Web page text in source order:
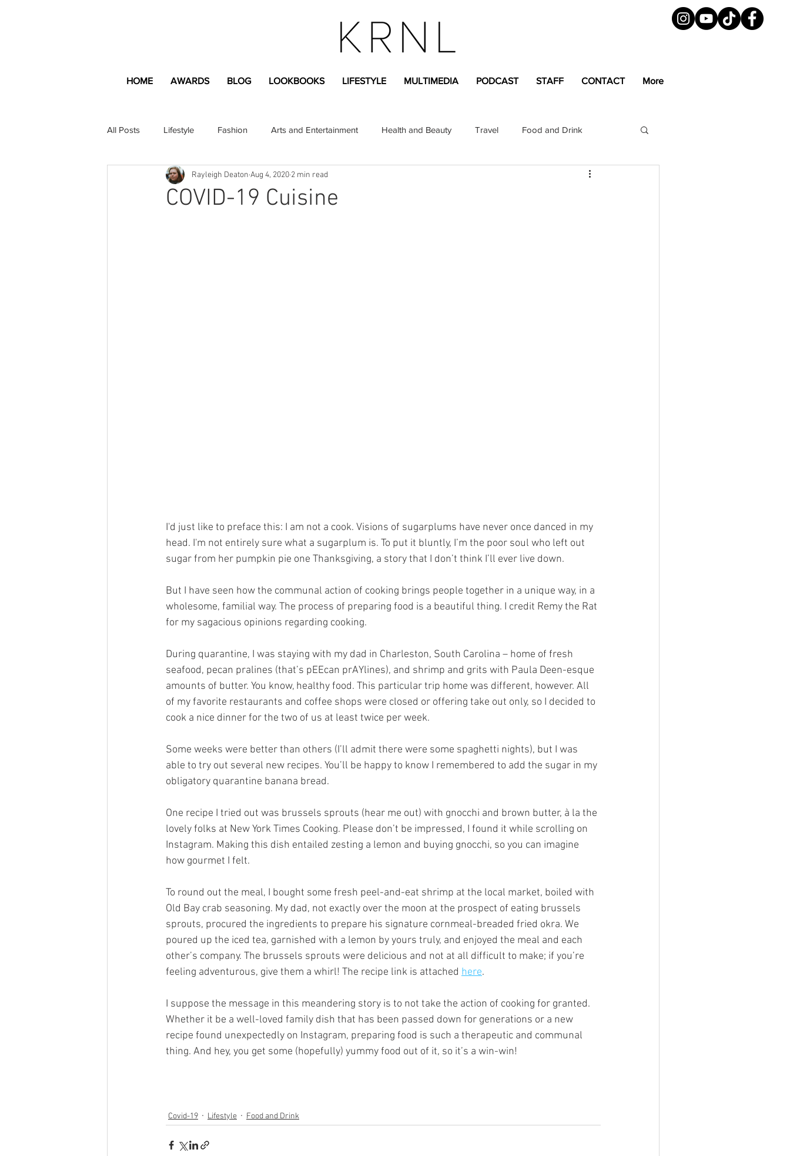
HOME AWARDS BLOG LOOKBOOKS LIFESTYLE MULTIMEDIA PODCAST STAFF CONTACT More
All Posts Lifestyle Fashion Arts and Entertainment Health and Beauty Travel Food and Drink
Apartment and Home Professional Greek Life Magazine
COVID-19 Cuisine
Rayleigh Deaton Aug 4, 2020 2 min read
I'd just like to preface this: I am not a cook. Visions of sugarplums have never once danced in my
head. I'm not entirely sure what a sugarplum is. To put it bluntly, I’m the poor soul who left out
sugar from her pumpkin pie one Thanksgiving, a story that I don’t think I’ll ever live down.
But I have seen how the communal action of cooking brings people together in a unique way, in a
wholesome, familial way. The process of preparing food is a beautiful thing. I credit Remy the Rat
for my sagacious opinions regarding cooking.
During quarantine, I was staying with my dad in Charleston, South Carolina – home of fresh
seafood, pecan pralines (that’s pEEcan prAYlines), and shrimp and grits with Paula Deen-esque
amounts of butter. You know, healthy food. This particular trip home was different, however. All
of my favorite restaurants and coffee shops were closed or offering take out only, so I decided to
cook a nice dinner for the two of us at least twice per week.
Some weeks were better than others (I’ll admit there were some spaghetti nights), but I was
able to try out several new recipes. You’ll be happy to know I remembered to add the sugar in my
obligatory quarantine banana bread.
One recipe I tried out was brussels sprouts (hear me out) with gnocchi and brown butter, à la the
lovely folks at New York Times Cooking. Please don’t be impressed, I found it while scrolling on
Instagram. Making this dish entailed zesting a lemon and buying gnocchi, so you can imagine
how gourmet I felt.
To round out the meal, I bought some fresh peel-and-eat shrimp at the local market, boiled with
Old Bay crab seasoning. My dad, not exactly over the moon at the prospect of eating brussels
sprouts, procured the ingredients to prepare his signature cornmeal-breaded fried okra. We
poured up the iced tea, garnished with a lemon by yours truly, and enjoyed the meal and each
other’s company. The brussels sprouts were delicious and not at all difficult to make; if you’re
feeling adventurous, give them a whirl! The recipe link is attached here.
I suppose the message in this meandering story is to not take the action of cooking for granted.
Whether it be a well-loved family dish that has been passed down for generations or a new
recipe found unexpectedly on Instagram, preparing food is such a therapeutic and communal
thing. And hey, you get some (hopefully) yummy food out of it, so it’s a win-win!
Covid-19 Lifestyle Food and Drink